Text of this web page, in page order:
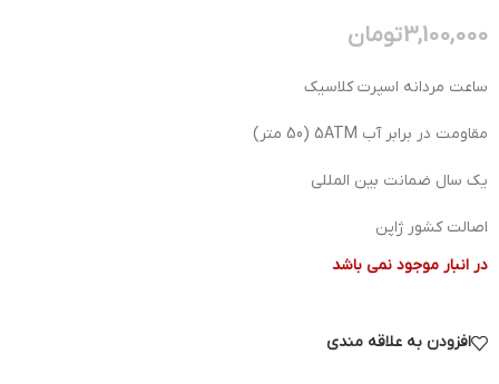
3,100,000تومان
ساعت مردانه اسپرت کلاسیک
مقاومت در برابر آب 5ATM (50 متر)
یک سال ضمانت بین المللی
اصالت کشور ژاپن
در انبار موجود نمی باشد
افزودن به علاقه مندی